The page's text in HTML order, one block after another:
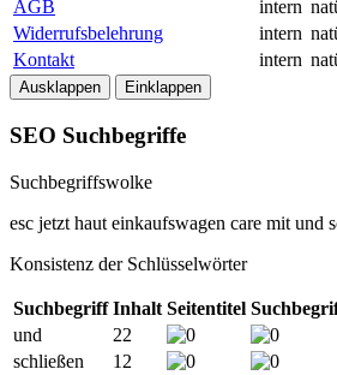
AGB intern
Widerrufsbelehrung
intern
Kontakt
intern
Ausklappen Einklappen
SEO Suchbegriffe
Suchbegriffswolke
esc jetzt haut einkaufswagen care mit und
Konsistenz der Schlüsselwörter
Suchbegriff Inhalt Seitentitel
und
22
schließen
12